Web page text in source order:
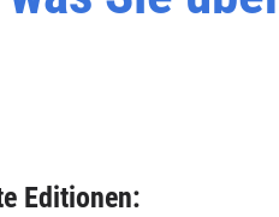
Editionen: